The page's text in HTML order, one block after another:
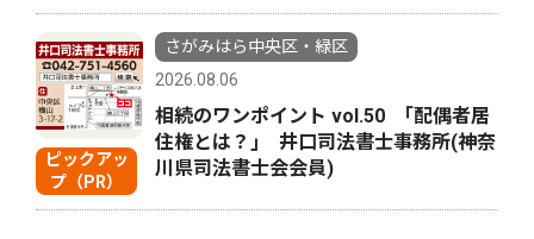
ピックアッ
プ（PR）
さがみはら中央区・緑区
2026.08.06
相続のワンポイント vol.50 ｢配偶者居
住権とは？｣ 井口司法書士事務所(神奈
川県司法書士会会員)